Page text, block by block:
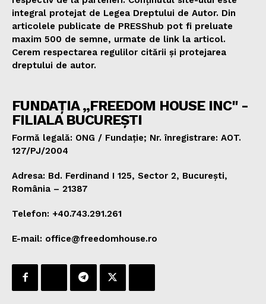
integral protejat de Legea Dreptului de Autor. Din
articolele publicate de PRESShub pot fi preluate
maxim 500 de semne, urmate de link la articol.
Cerem respectarea regulilor citării și protejarea
dreptului de autor.
FUNDAȚIA „FREEDOM HOUSE INC" -
FILIALA BUCUREȘTI
Formă legală: ONG / Fundație; Nr. înregistrare: AOT.
127/PJ/2004
Adresa: Bd. Ferdinand I 125, Sector 2, București,
România – 21387
Telefon: +40.743.291.261
E-mail: office@freedomhouse.ro